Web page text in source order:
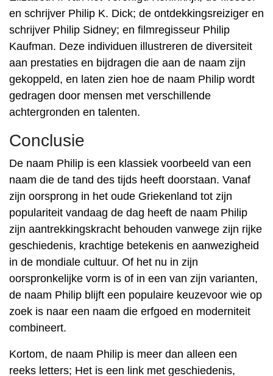
en schrijver Philip K. Dick; de ontdekkingsreiziger en
schrijver Philip Sidney; en filmregisseur Philip
Kaufman. Deze individuen illustreren de diversiteit
aan prestaties en bijdragen die aan de naam zijn
gekoppeld, en laten zien hoe de naam Philip wordt
gedragen door mensen met verschillende
achtergronden en talenten.
Conclusie
De naam Philip is een klassiek voorbeeld van een
naam die de tand des tijds heeft doorstaan. Vanaf
zijn oorsprong in het oude Griekenland tot zijn
populariteit vandaag de dag heeft de naam Philip
zijn aantrekkingskracht behouden vanwege zijn rijke
geschiedenis, krachtige betekenis en aanwezigheid
in de mondiale cultuur. Of het nu in zijn
oorspronkelijke vorm is of in een van zijn varianten,
de naam Philip blijft een populaire keuzevoor wie op
zoek is naar een naam die erfgoed en moderniteit
combineert.
Kortom, de naam Philip is meer dan alleen een
reeks letters; Het is een link met geschiedenis,